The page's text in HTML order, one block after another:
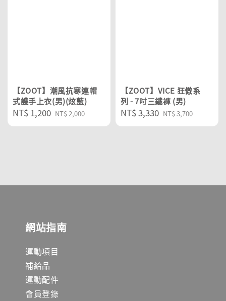
【ZOOT】潮風抗寒連帽
式護手上衣(男)(炫藍)
Sale
price
NT$ 1,200 Regular
price
NT$ 2,000
【ZOOT】VICE 狂傲系
列 - 7吋三鐵褲 (男)
Sale
price
NT$ 3,330 Regular
price
NT$ 3,700
網站指南
運動項目
補給品
運動配件
會員登錄